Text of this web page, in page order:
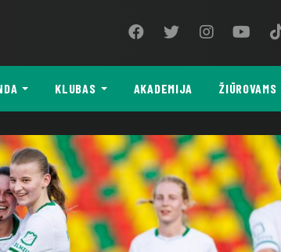
KLUBAS AKADEMIJA ŽIŪROVAMS